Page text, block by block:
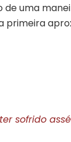
de uma
primeira
sofrido